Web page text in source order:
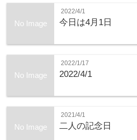
No Image
2022/4/1
今日は4月1日
No Image
2022/1/17
2022/4/1
No Image
2021/4/1
二人の記念日